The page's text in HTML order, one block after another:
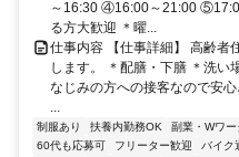
～16:30 ④16:00～21:00
る方大歓迎 ＊曜...
仕事内容 【仕事詳細】 高齢者
します。 ＊配膳・下膳 ＊洗い
なじみの方への接客なので安
制服あり 扶養内勤務OK 副業・Wワー
60代も応募可
フリーター歓迎 バイク